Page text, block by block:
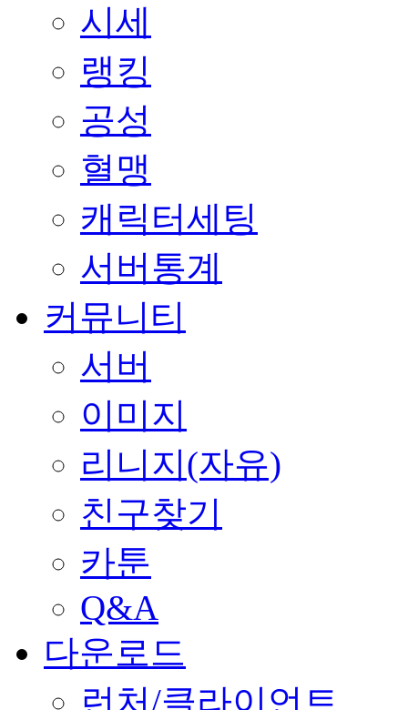
시세
랭킹
공성
혈맹
캐릭터세팅
서버통계
커뮤니티
서버
이미지
리니지(자유)
친구찾기
카툰
Q&A
다운로드
런처/클라이언트